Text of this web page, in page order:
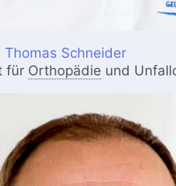
Thomas Schneider
für Orthopädie und